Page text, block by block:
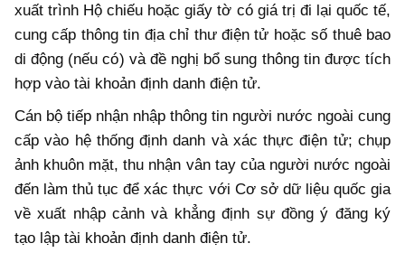
xuất trình Hộ chiếu hoặc giấy tờ có giá trị đi lại quốc tế,
cung cấp thông tin địa chỉ thư điện tử hoặc số thuê bao
di động (nếu có) và đề nghị bổ sung thông tin được tích
hợp vào tài khoản định danh điện tử.
Cán bộ tiếp nhận nhập thông tin người nước ngoài cung
cấp vào hệ thống định danh và xác thực điện tử; chụp
ảnh khuôn mặt, thu nhận vân tay của người nước ngoài
đến làm thủ tục để xác thực với Cơ sở dữ liệu quốc gia
về xuất nhập cảnh và khẳng định sự đồng ý đăng ký
tạo lập tài khoản định danh điện tử.